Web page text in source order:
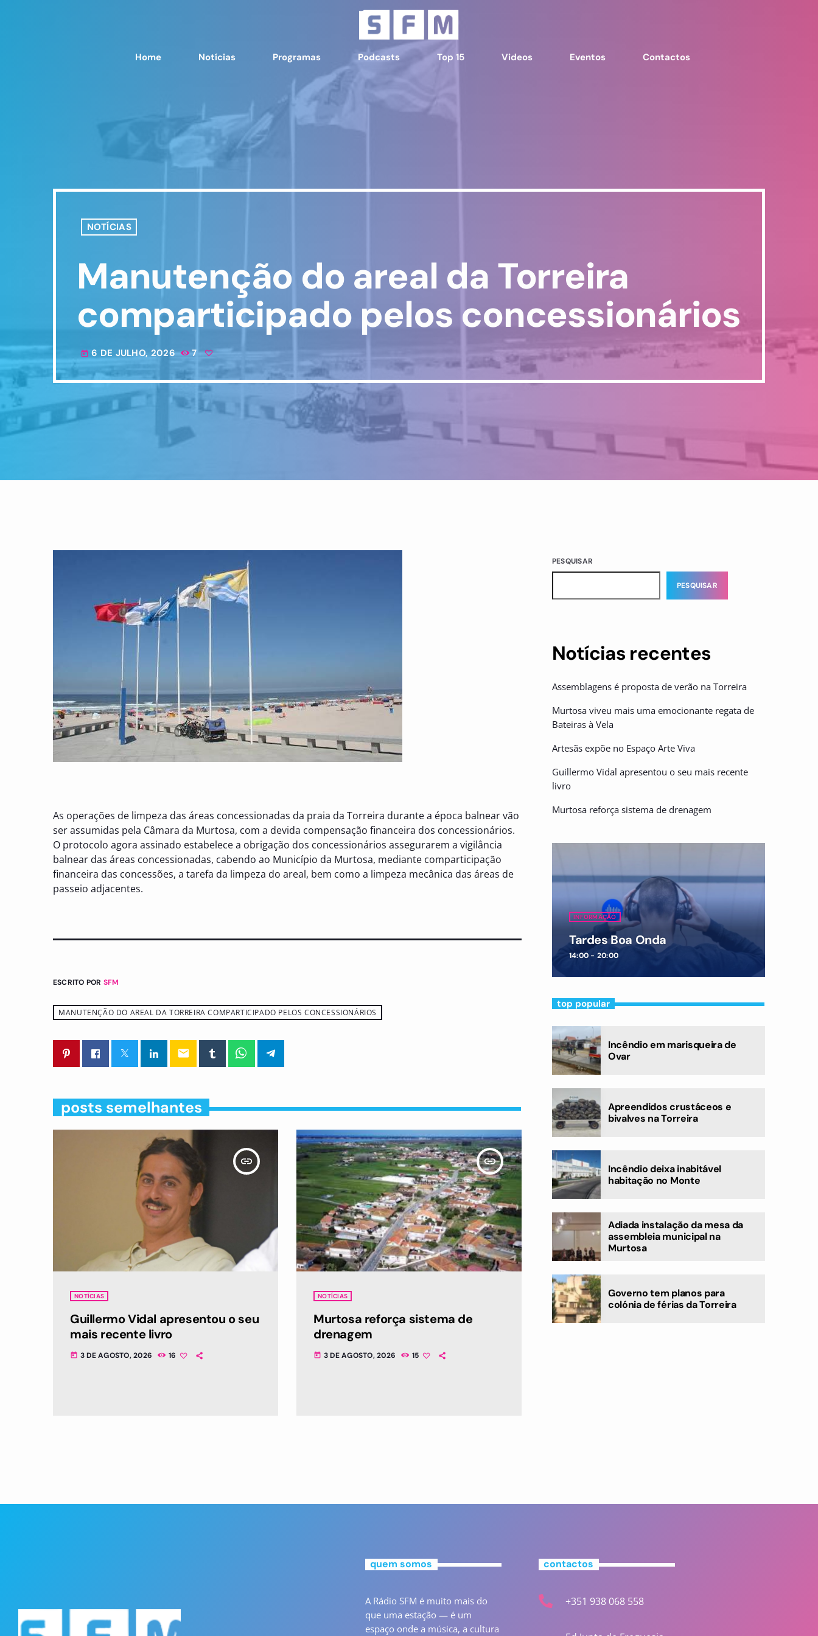
Home Notícias Programas Podcasts Top 15 Videos Eventos Contactos
NOTÍCIAS
Manutenção do areal da Torreira
comparticipado pelos concessionários
today 6 DE JULHO, 2026 7
As operações de limpeza das áreas concessionadas da praia da Torreira durante a época balnear vão
ser assumidas pela Câmara da Murtosa, com a devida compensação financeira dos concessionários.
O protocolo agora assinado estabelece a obrigação dos concessionários assegurarem a vigilância
balnear das áreas concessionadas, cabendo ao Município da Murtosa, mediante comparticipação
financeira das concessões, a tarefa da limpeza do areal, bem como a limpeza mecânica das áreas de
passeio adjacentes.
ESCRITO POR SFM
MANUTENÇÃO DO AREAL DA TORREIRA COMPARTICIPADO PELOS CONCESSIONÁRIOS
email
posts semelhantes
insert_link
NOTÍCIAS
Guillermo Vidal apresentou o seu
mais recente livro
today 3 DE AGOSTO, 2026 16
insert_link
NOTÍCIAS
Murtosa reforça sistema de
drenagem
today 3 DE AGOSTO, 2026 15
PESQUISAR
PESQUISAR
Notícias recentes
Assemblagens é proposta de verão na Torreira
Murtosa viveu mais uma emocionante regata de
Bateiras à Vela
Artesãs expõe no Espaço Arte Viva
Guillermo Vidal apresentou o seu mais recente
livro
Murtosa reforça sistema de drenagem
INFORMAÇÃO
Tardes Boa Onda
14:00 - 20:00
top popular
Incêndio em marisqueira de
Ovar
Apreendidos crustáceos e
bivalves na Torreira
Incêndio deixa inabitável
habitação no Monte
Adiada instalação da mesa da
assembleia municipal na
Murtosa
Governo tem planos para
colónia de férias da Torreira
quem somos
A Rádio SFM é muito mais do
que uma estação — é um
espaço onde a música, a cultura
contactos
+351 938 068 558